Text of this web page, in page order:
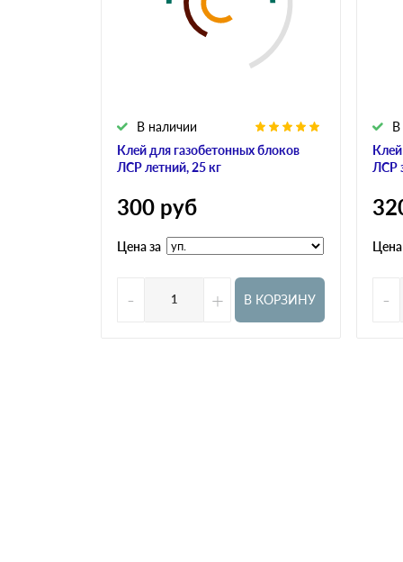
Клей для газобетонных блоков
ЛСР летний, 25 кг
В наличии
300 руб
Цена за
- + В КОРЗИНУ
ЛСР
В
Цена
-